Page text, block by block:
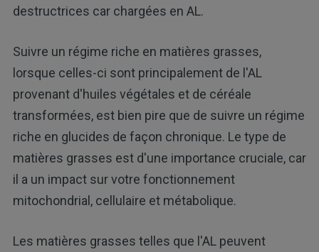
destructrices car chargées en AL.
Suivre un régime riche en matières grasses,
lorsque celles-ci sont principalement de l'AL
provenant d'huiles végétales et de céréale
transformées, est bien pire que de suivre un régime
riche en glucides de façon chronique. Le type de
matières grasses est d'une importance cruciale, car
il a un impact sur votre fonctionnement
mitochondrial, cellulaire et métabolique.
Les matières grasses telles que l'AL peuvent